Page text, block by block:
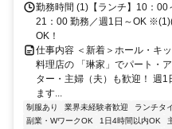
勤務時間 (1)【ランチ】10：
21：00 勤務／週1日～OK
OK！
仕事内容 ＜新着＞ホール・キ
料理店の 「琳家」でパート・
ター・主婦（夫）も歓迎！ 週
ます...
制服あり 業界未経験者歓迎 ランチタ
副業・WワークOK
1日4時間以内OK